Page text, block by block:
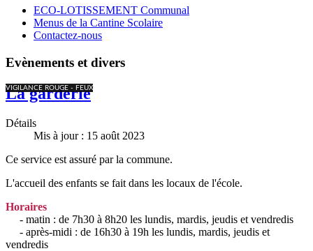
ECO-LOTISSEMENT Communal
Menus de la Cantine Scolaire
Contactez-nous
Evènements et divers
VIGILANCE ROUGE - FEUX
La garderie
Détails
Mis à jour : 15 août 2023
Ce service est assuré par la commune.
L'accueil des enfants se fait dans les locaux de l'école.
Horaires
- matin : de 7h30 à 8h20 les lundis, mardis, jeudis et vendredis
- après-midi : de 16h30 à 19h les lundis, mardis, jeudis et
vendredis